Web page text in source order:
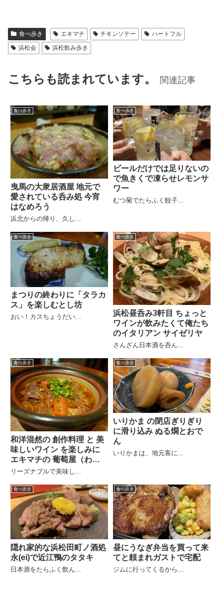
食べ歩き エキマチ チキンソテー
ハートフル
浜松会
浜松飲み歩き
こちらも読まれています。 関連記事
食べ歩き
曳馬の大衆居酒屋 地元で
愛されている呑み処 今宵
はなめろう
浜北からの帰り、久し...
食べ歩き
ビールだけでは足りないの
で魚きくで凍らせレモンサ
ワー
むつ菊でたらふく餃子...
食べ歩き
まつりの終わりに「タラカ
ス」を楽しむとし坊
おい！カスちょうだい...
食べ歩き
浜松昼呑み3軒目 ちょっと
ワインが飲みたくて俺たち
のイタリアン サイゼリヤ
さんざん日本酒を呑ん...
食べ歩き
和洋混然の 創作料理 と 美
味しいワイン を楽しみに
エキマチの 葡萄屋（わい
んや）
リーズナブルで美味し...
食べ歩き
いりかま の閉店ぎりぎり
に滑り込み ぬる燗とおで
ん
いりかまは、地元客に...
食べ歩き
隠れ家的な浜松田町ノ酒処
永(ei)で近江鴨のタタキ
日本酒をたらふく飲ん...
食べ歩き
昼にうなぎ弁当を買って来
てと頼まれガストで宅配
ジムに行ってくるから...